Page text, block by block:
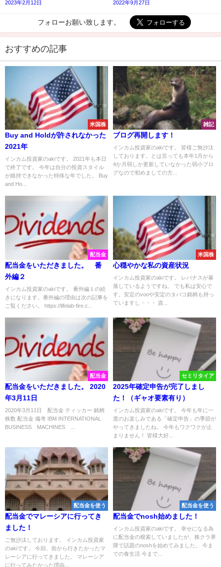
2023年2月12日 2022年9月27日
フォローお願い致します。
おすすめの記事
米国株
Buy and Holdが許されなかった
2021年
インカム投資家のakiです。 2021年も本日
で終了です。 今年は自分の投資スタイル
が維持できなかった特殊な年でした。 Buy
and Ho...
雑記
ブログ再開します！
インカム投資家のakiです。 皆様ご無沙汰
しております。とは言っても本年1月から
4か月弱しか更新していなかった弱小ブロ
グなので初めましての方...
配当金
配当金をいただきました。 番
外編２
インカム投資家のakiです。 番外編１の続
きになります。番外編の理由は次の記事を
ご覧ください。 https://lifelab-fire.c...
米国株
心穏やかな私の資産状況
インカム投資家のakiです。 レバナスが暴
落しているようですね。 でも私は安心で
す。安定のvooや安定のタバコ銘柄も持っ
ていますし・・・ 資...
配当金
配当金をいただきました。 2020
年3月11日
2020年3月11日 配当金 ティッカー 銘柄
株数 配当金 備考 IBM INTERNATIONAL
BUSINESS MACHINES ...
セミリタイア
2025年確定申告が完了しまし
た！（ギャオ要素有り）
インカム投資家のakiです。 今年も年に一
度のお楽しみである「確定申告」の季節が
やってきましたね。 今年もワクワクが止
まりません！ 皆様大好...
配当金を使う
配当金でマレーシアに行ってき
ました！
ご無沙汰しております。 インカム投資家
のakiです。 今回、前から行きたかったマ
レーシアに行ってきました。 マレーシア
に行ってみたかった理由...
配当金を使う
配当金でnosh始めました！
インカム投資家のakiです。 幸せになる為
に配当金の模索していましたが、株クラ界
隈で話題のnoshを始めてみました。 今ま
での食生活 今まで...